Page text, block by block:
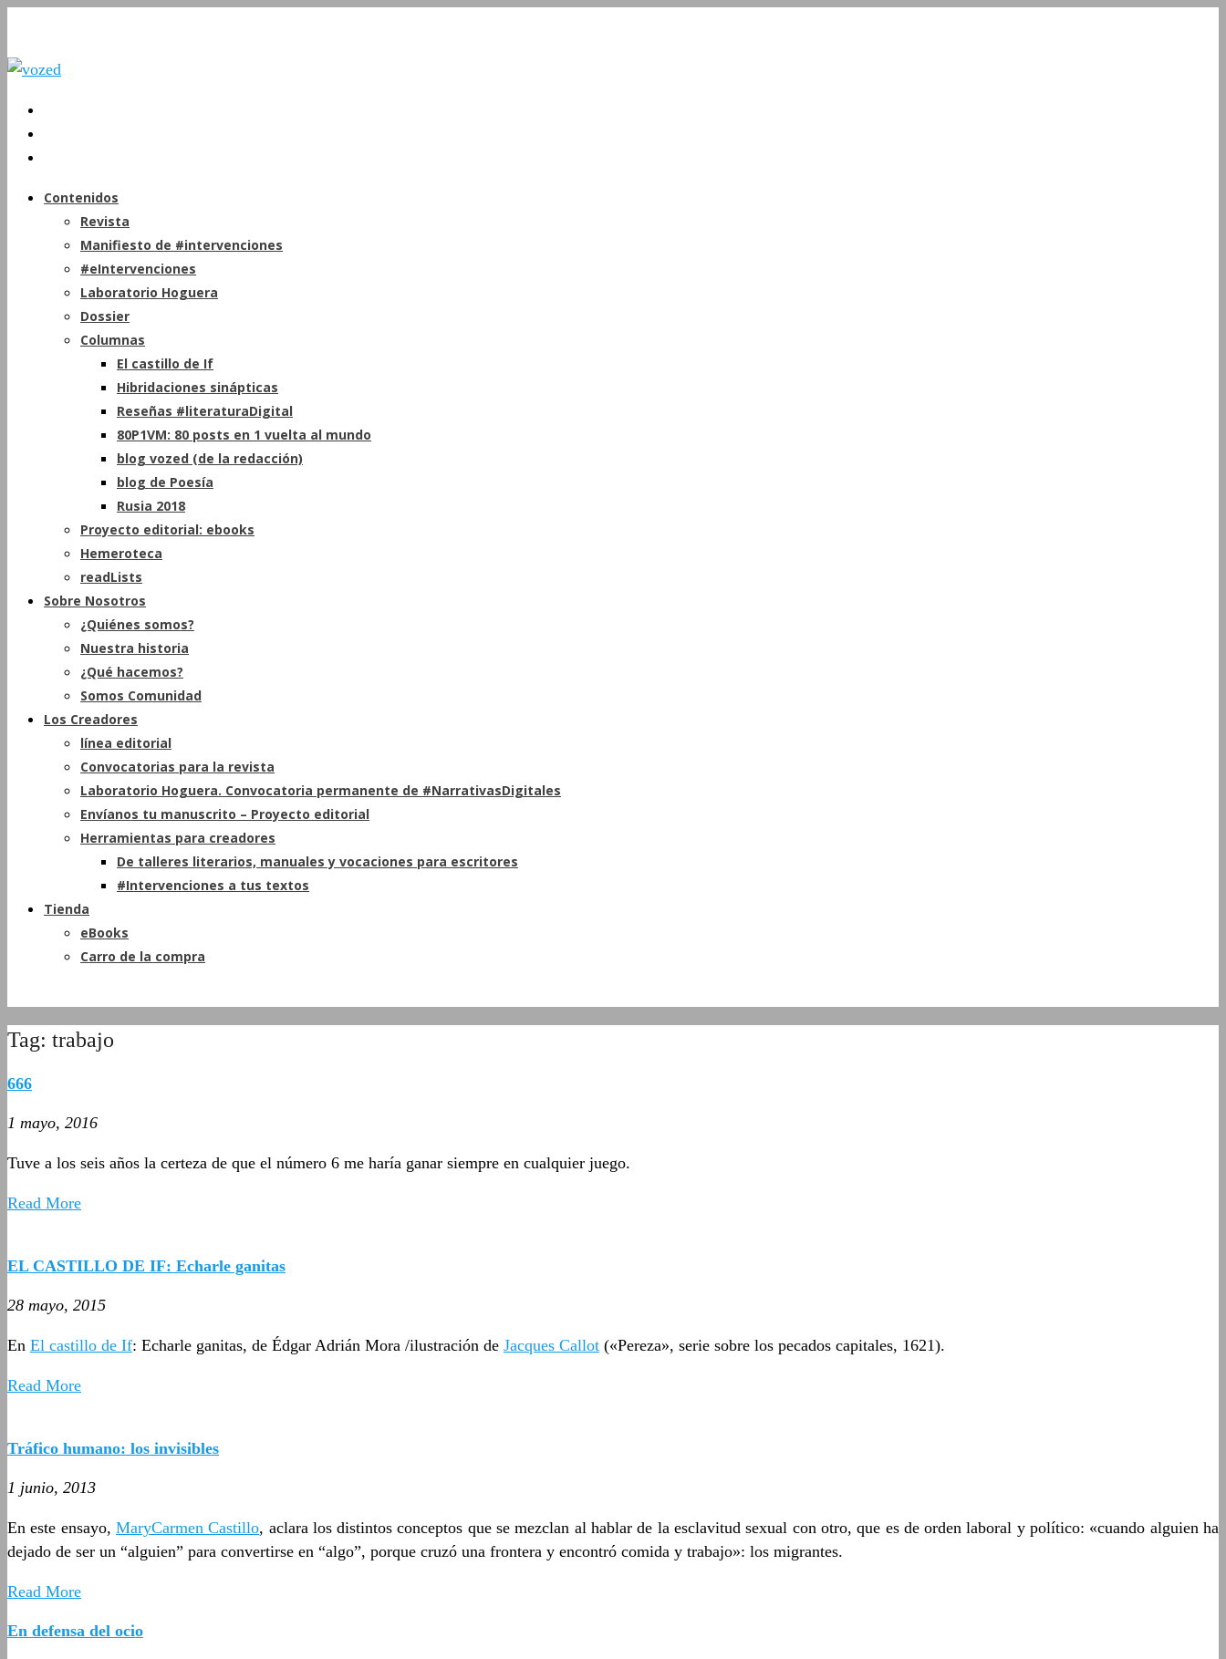
Contenidos
Revista
Manifiesto de #intervenciones
#eIntervenciones
Laboratorio Hoguera
Dossier
Columnas
El castillo de If
Hibridaciones sinápticas
Reseñas #literaturaDigital
80P1VM: 80 posts en 1 vuelta al mundo
blog vozed (de la redacción)
blog de Poesía
Rusia 2018
Proyecto editorial: ebooks
Hemeroteca
readLists
Sobre Nosotros
¿Quiénes somos?
Nuestra historia
¿Qué hacemos?
Somos Comunidad
Los Creadores
línea editorial
Convocatorias para la revista
Laboratorio Hoguera. Convocatoria permanente de #NarrativasDigitales
Envíanos tu manuscrito – Proyecto editorial
Herramientas para creadores
De talleres literarios, manuales y vocaciones para escritores
#Intervenciones a tus textos
Tienda
eBooks
Carro de la compra
Tag: trabajo
666
1 mayo, 2016
Tuve a los seis años la certeza de que el número 6 me haría ganar siempre en cualquier juego.
Read More
EL CASTILLO DE IF: Echarle ganitas
28 mayo, 2015
En El castillo de If: Echarle ganitas, de Édgar Adrián Mora /ilustración de Jacques Callot («Pereza», serie sobre los pecados capitales, 1621).
Read More
Tráfico humano: los invisibles
1 junio, 2013
En este ensayo, MaryCarmen Castillo, aclara los distintos conceptos que se mezclan al hablar de la esclavitud sexual con otro, que es de orden laboral y político: «cuando alguien ha
dejado de ser un “alguien” para convertirse en “algo”, porque cruzó una frontera y encontró comida y trabajo»: los migrantes.
Read More
En defensa del ocio